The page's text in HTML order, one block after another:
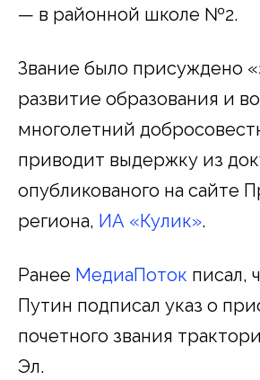
— в районной школе №2.
Звание было присуждено
развитие образования и
многолетний
приводит выдержку из
опубликованого на сайте
региона, ИА «Кулик».
Ранее МедиаПоток писал,
Путин подписал указ о
почетного звания
Эл.